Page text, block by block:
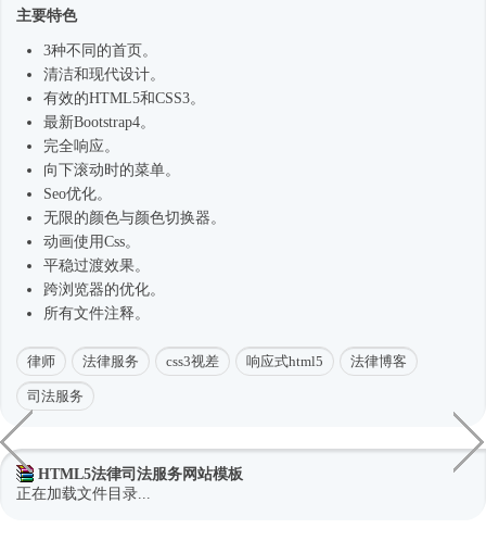
主要特色
3种不同的首页。
清洁和现代设计。
有效的HTML5和CSS3。
最新Bootstrap4。
完全响应。
向下滚动时的菜单。
Seo优化。
无限的颜色与颜色切换器。
动画使用Css。
平稳过渡效果。
跨浏览器的优化。
所有文件注释。
律师 法律服务 css3视差 响应式html5 法律博客
司法服务
HTML5法律司法服务网站模板
正在加载文件目录...